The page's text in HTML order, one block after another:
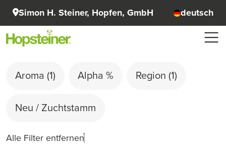
Simon H. Steiner, Hopfen, GmbH deutsch
Aroma (1) Alpha % Region (1)
Neu / Zuchtstamm
Alle Filter entfernen